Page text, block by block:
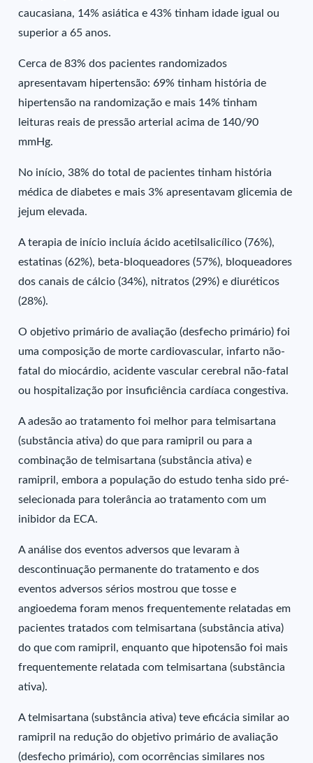
caucasiana, 14% asiática e 43% tinham idade igual ou
superior a 65 anos.
Cerca de 83% dos pacientes randomizados
apresentavam hipertensão: 69% tinham história de
hipertensão na randomização e mais 14% tinham
leituras reais de pressão arterial acima de 140/90
mmHg.
No início, 38% do total de pacientes tinham história
médica de diabetes e mais 3% apresentavam glicemia de
jejum elevada.
A terapia de início incluía ácido acetilsalicílico (76%),
estatinas (62%), beta-bloqueadores (57%), bloqueadores
dos canais de cálcio (34%), nitratos (29%) e diuréticos
(28%).
O objetivo primário de avaliação (desfecho primário) foi
uma composição de morte cardiovascular, infarto não-
fatal do miocárdio, acidente vascular cerebral não-fatal
ou hospitalização por insuficiência cardíaca congestiva.
A adesão ao tratamento foi melhor para telmisartana
(substância ativa) do que para ramipril ou para a
combinação de telmisartana (substância ativa) e
ramipril, embora a população do estudo tenha sido pré-
selecionada para tolerância ao tratamento com um
inibidor da ECA.
A análise dos eventos adversos que levaram à
descontinuação permanente do tratamento e dos
eventos adversos sérios mostrou que tosse e
angioedema foram menos frequentemente relatadas em
pacientes tratados com telmisartana (substância ativa)
do que com ramipril, enquanto que hipotensão foi mais
frequentemente relatada com telmisartana (substância
ativa).
A telmisartana (substância ativa) teve eficácia similar ao
ramipril na redução do objetivo primário de avaliação
(desfecho primário), com ocorrências similares nos